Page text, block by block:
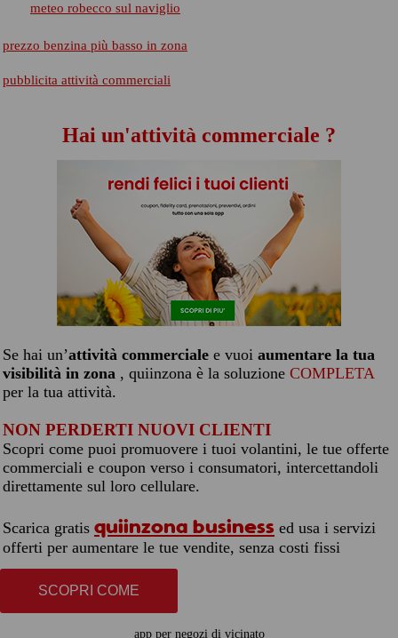
meteo robecco sul naviglio
prezzo benzina più basso in zona
pubblicita attività commerciali
Hai un'attività commerciale ?
Se hai un’attività commerciale e vuoi aumentare la tua
visibilità in zona , quiinzona è la soluzione COMPLETA
per la tua attività.
NON PERDERTI NUOVI CLIENTI
Scopri come puoi promuovere i tuoi volantini, le tue offerte
commerciali e coupon verso i consumatori, intercettandoli
direttamente sul loro cellulare.
Scarica gratis quiinzona business ed usa i servizi
offerti per aumentare le tue vendite, senza costi fissi
SCOPRI COME
app per negozi di vicinato